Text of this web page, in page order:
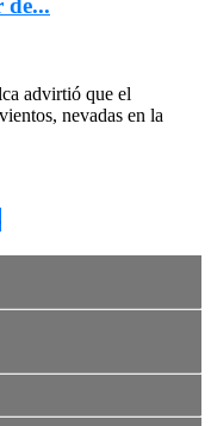
advirtió que el
nevadas en la